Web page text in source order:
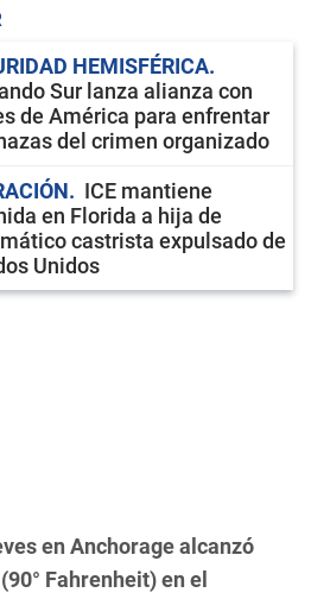
HEMISFÉRICA
Sur lanza alianza con
de América para enfrentar
del crimen organizado
ICE mantiene
en Florida a hija de
castrista expulsado de
Unidos
en Anchorage alcanzó
Fahrenheit) en el